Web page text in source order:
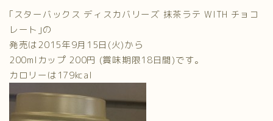
｢スターバックス ディスカバリーズ 抹茶ラテ WITH チョコ
レート｣の
発売は2015年9月15日(火)から
200mlカップ 200円 (賞味期限18日間)です。
カロリーは179kcal